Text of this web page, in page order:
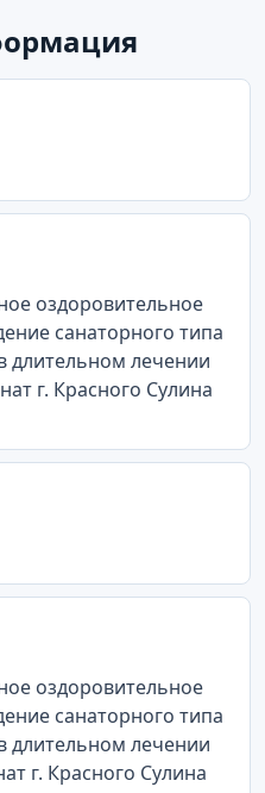
оздоровительное
санаторного типа
длительном лечении
г. Красного Сулина
оздоровительное
санаторного типа
длительном лечении
г. Красного Сулина